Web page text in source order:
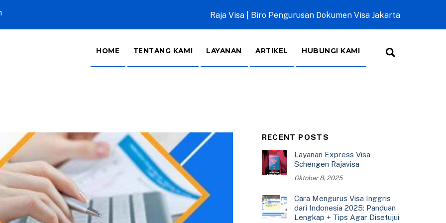
Raja Visa | Biro Pengurusan Dokumen Visa Jakarta
HOME TENTANG KAMI LAYANAN ARTIKEL HUBUNGI KAMI
RECENT POSTS
Layanan Express Visa
Schengen Rajavisa
Oktober 8, 2025
Cara Mengurus Visa Inggris
dari Indonesia 2025: Panduan
Lengkap + Tips Agar Disetujui